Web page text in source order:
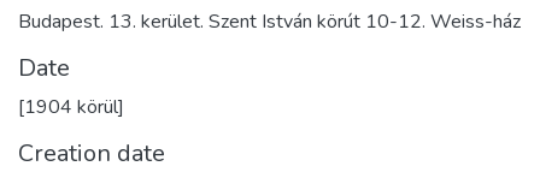
Budapest. 13. kerület. Szent István körút 10-12. Weiss-ház
Date
[1904 körül]
Creation date